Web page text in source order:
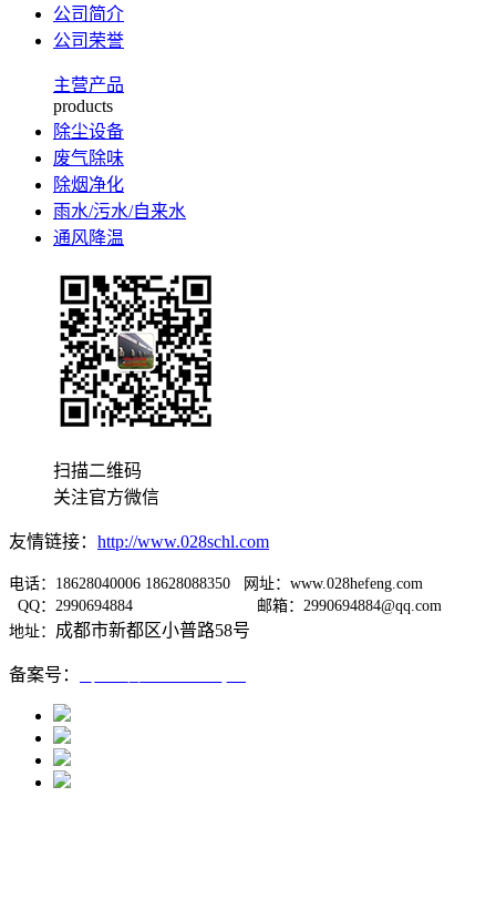
公司简介
公司荣誉
主营产品
products
除尘设备
废气除味
除烟净化
雨水/污水/自来水
通风降温
扫描二维码
关注官方微信
友情链接： http://www.028schl.com
电话：18628040006 18628088350 网址：www.028hefeng.com
QQ：2990694884
邮箱：2990694884@qq.com
地址： 成都市新都区小普路58号
备案号：